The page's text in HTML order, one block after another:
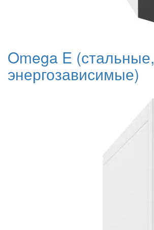
Omega E (стальные,
энергозависимые)